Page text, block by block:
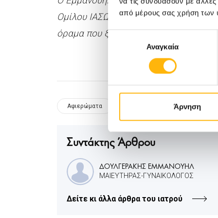
από μέρους σας χρήση των
Επιλογή
συγκατάθεσηςΑναγκαία
Άρνηση
Ομίλου ΙΑΣΩ, επιστρέφει στην
όραμα που ξεπέρασε την
Αφιερώματα Ιστορίες Ιατρών
Συντάκτης Άρθρου
ΔΟΥΛΓΕΡΑΚΗΣ ΕΜΜΑΝΟΥΗΛ
ΜΑΙΕΥΤΗΡΑΣ-ΓΥΝΑΙΚΟΛΟΓΟΣ
Δείτε κι άλλα άρθρα του ιατρού